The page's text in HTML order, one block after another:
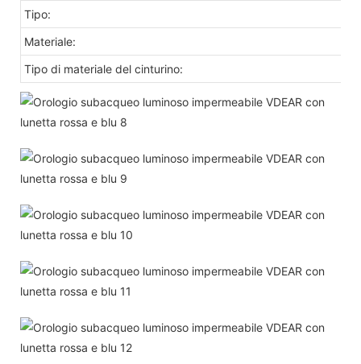
Tipo:
Materiale:
Tipo di materiale del cinturino: